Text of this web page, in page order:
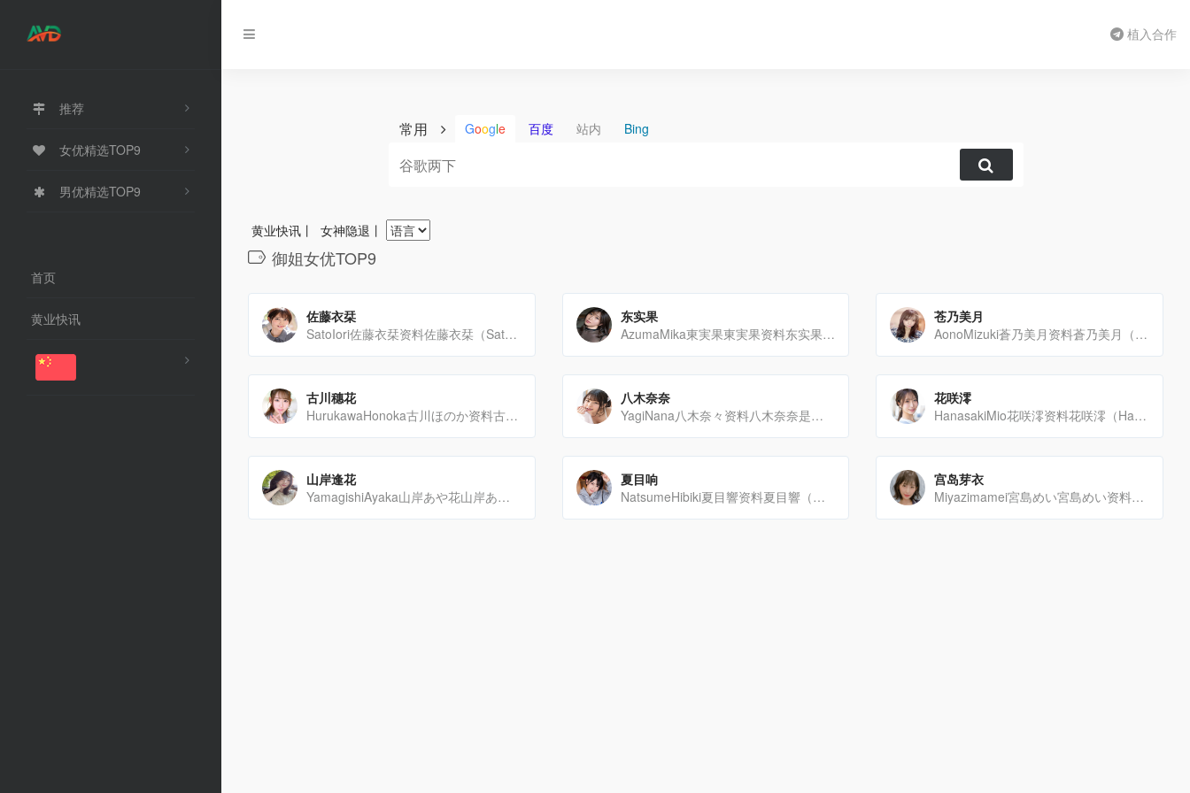
推荐
女优精选TOP9
男优精选TOP9
首页
黄业快讯
植入合作
常用 Google 百度 站内 Bing
黄业快讯 丨 女神隐退 丨
御姐女优TOP9
佐藤衣栞
SatoIori佐藤衣栞资料佐藤衣栞（SatoIori）是2025年8月5日通过知名片商MOODYZ出[…]
东实果
AzumaMika東実果東実果资料东实果（AzumaMika）隶属于HANAYAPROJECT，[…]
苍乃美月
AonoMizuki蒼乃美月资料蒼乃美月（AonoMizuki，2002年10月30日出生）是日本的A[…]
古川穗花
HurukawaHonoka古川ほのか资料古川ほのか（又称古川帆香，2001年8月10日生），是日本的A[…]
八木奈奈
YagiNana八木奈々资料八木奈奈是一位MOODYZ专属女星，于2019年12月13日出道并发布首部作[…]
花咲澪
HanasakiMio花咲澪资料花咲澪（HanasakiMio）是日本新晋女优，出身于长野县，拥有温和[…]
山岸逢花
YamagishiAyaka山岸あや花山岸あや花资料山岸あや花是一位日本AV女优，出生于1992年11[…]
夏目响
NatsumeHibiki夏目響资料夏目響（英文名：HibikiNatsume、なつめひびき、199[…]
宫岛芽衣
Miyazimamei宮島めい宮島めい资料宫岛芽衣（MiyazimaMei）是一位日本女优，于200[…]